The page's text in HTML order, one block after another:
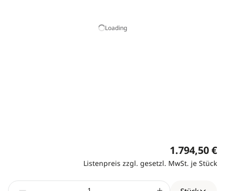
Loading
1.794,50 €
Listenpreis zzgl. gesetzl. MwSt. je Stück